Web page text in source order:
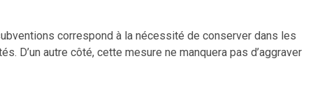
correspond à la nécessité de conserver dans les
D’un autre côté, cette mesure ne manquera pas d’aggraver